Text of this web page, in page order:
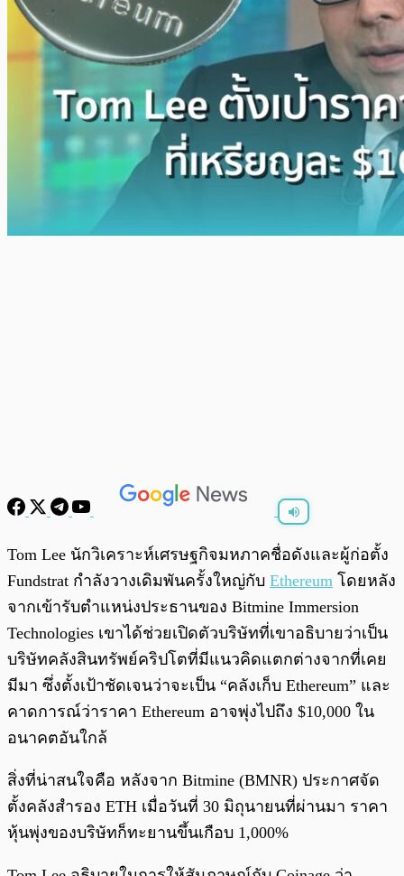
พร้อมเล่น 0:00
Tom Lee นักวิเคราะห์เศรษฐกิจมหภาคชื่อดังและผู้ก่อตั้ง
Fundstrat กำลังวางเดิมพันครั้งใหญ่กับ Ethereum โดยหลัง
จากเข้ารับตำแหน่งประธานของ Bitmine Immersion
Technologies เขาได้ช่วยเปิดตัวบริษัทที่เขาอธิบายว่าเป็น
บริษัทคลังสินทรัพย์คริปโตที่มีแนวคิดแตกต่างจากที่เคย
มีมา ซึ่งตั้งเป้าชัดเจนว่าจะเป็น “คลังเก็บ Ethereum” และ
คาดการณ์ว่าราคา Ethereum อาจพุ่งไปถึง $10,000 ใน
อนาคตอันใกล้
สิ่งที่น่าสนใจคือ หลังจาก Bitmine (BMNR) ประกาศจัด
ตั้งคลังสำรอง ETH เมื่อวันที่ 30 มิถุนายนที่ผ่านมา ราคา
หุ้นพุ่งของบริษัทก็ทะยานขึ้นเกือบ 1,000%